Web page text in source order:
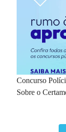
Concurso
Sobre o